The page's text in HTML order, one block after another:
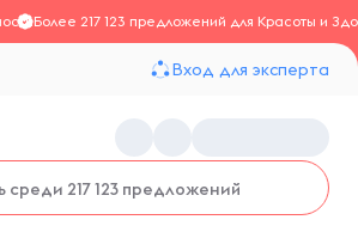
Более 217 123 предложений для Красоты и
Вход для эксперта